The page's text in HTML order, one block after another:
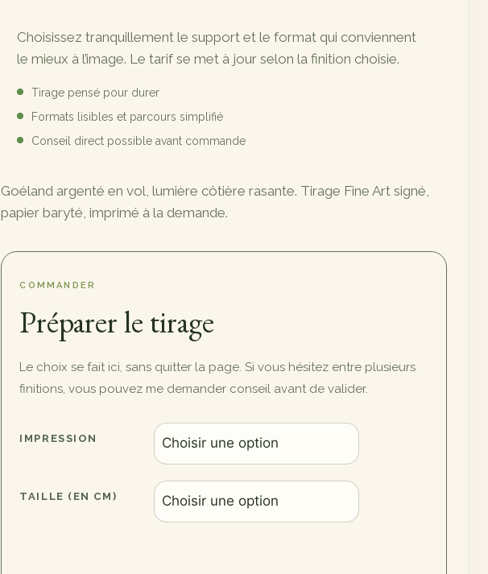
89,00 €
720,00 €
Choisissez tranquillement le support et le format qui conviennent
le mieux à l’image. Le tarif se met à jour selon la finition choisie.
Tirage pensé pour durer
Formats lisibles et parcours simplifié
Conseil direct possible avant commande
Goéland argenté en vol, lumière côtière rasante. Tirage Fine Art signé,
papier baryté, imprimé à la demande.
COMMANDER
Préparer le tirage
Le choix se fait ici, sans quitter la page. Si vous hésitez entre plusieurs
finitions, vous pouvez me demander conseil avant de valider.
IMPRESSION
TAILLE (EN CM)